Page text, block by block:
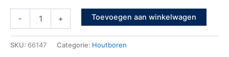
- + Toevoegen aan winkelwagen
SKU: 66147 Categorie: Houtboren